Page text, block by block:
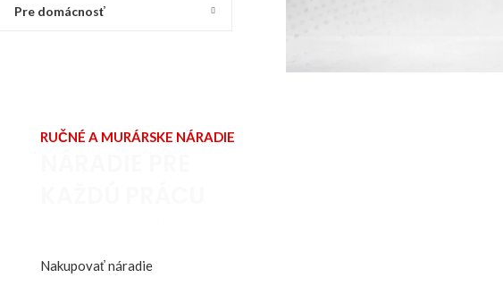
Pre domácnosť
RUČNÉ A MURÁRSKE NÁRADIE
Nakupovať náradie